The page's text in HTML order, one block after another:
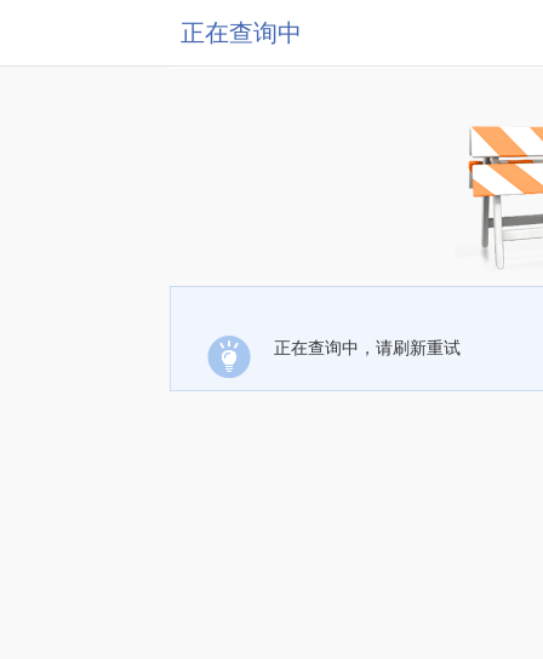
正在查询中
正在查询中，请刷新重试